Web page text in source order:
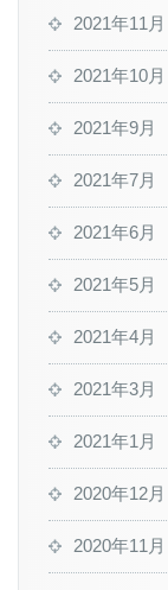
2021年11月
2021年10月
2021年9月
2021年7月
2021年6月
2021年5月
2021年4月
2021年3月
2021年1月
2020年12月
2020年11月